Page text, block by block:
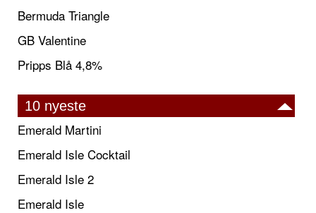
Bermuda Triangle
GB Valentine
Pripps Blå 4,8%
10 nyeste
Emerald Martini
Emerald Isle Cocktail
Emerald Isle 2
Emerald Isle